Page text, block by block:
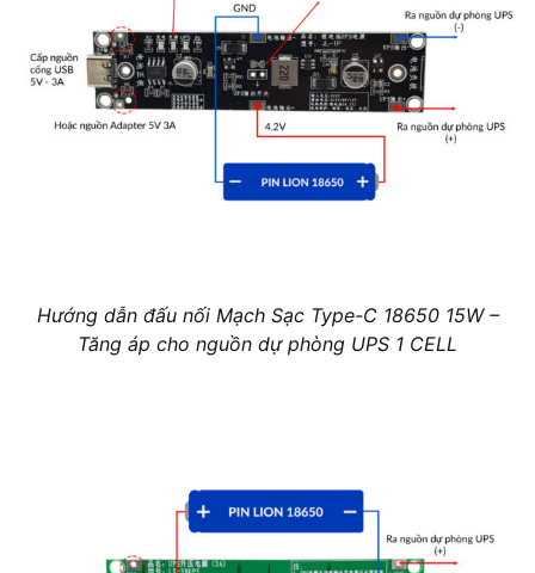
Hướng dẫn đấu nối Mạch Sạc Type-C 18650 15W –
Tăng áp cho nguồn dự phòng UPS 1 CELL